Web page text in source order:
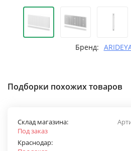
Бренд:
Подборки похожих товаров
Склад магазина:
Под заказ
Краснодар: